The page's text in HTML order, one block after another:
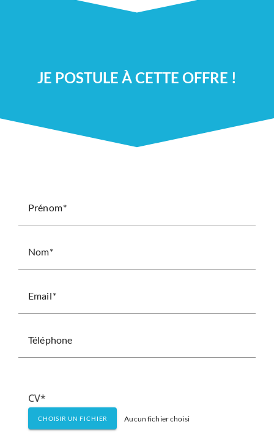
JE POSTULE À CETTE OFFRE !
Prénom
Nom
Email
Téléphone
CV*
CHOISIR UN FICHIER Aucun fichier choisi